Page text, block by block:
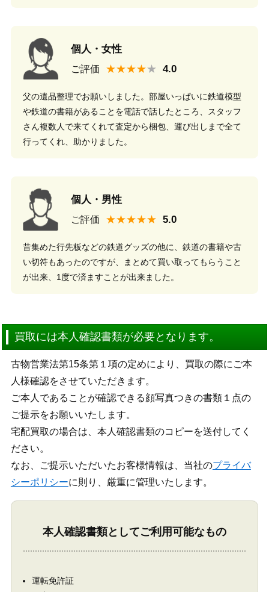
個人・女性
ご評価 ★★★★
父の遺品整理でお願いしました。部屋いっぱいに鉄道模型
や鉄道の書籍があることを電話で話したところ、スタッフ
さん複数人で来てくれて査定から梱包、運び出しまで全て
行ってくれ、助かりました。
個人・男性
ご評価 ★★★★★
昔集めた行先板などの鉄道グッズの他に、鉄道の書籍や古
い切符もあったのですが、まとめて買い取ってもらうこと
が出来、1度で済ますことが出来ました。
買取には本人確認書類が必要となります。
古物営業法第15条第１項の定めにより、買取の際にご本
人様確認をさせていただきます。
ご本人であることが確認できる顔写真つきの書類１点の
ご提示をお願いいたします。
宅配買取の場合は、本人確認書類のコピーを送付してく
ださい。
なお、ご提示いただいたお客様情報は、当社のプライバ
シーポリシーに則り、厳重に管理いたします。
本人確認書類としてご利用可能なもの
運転免許証